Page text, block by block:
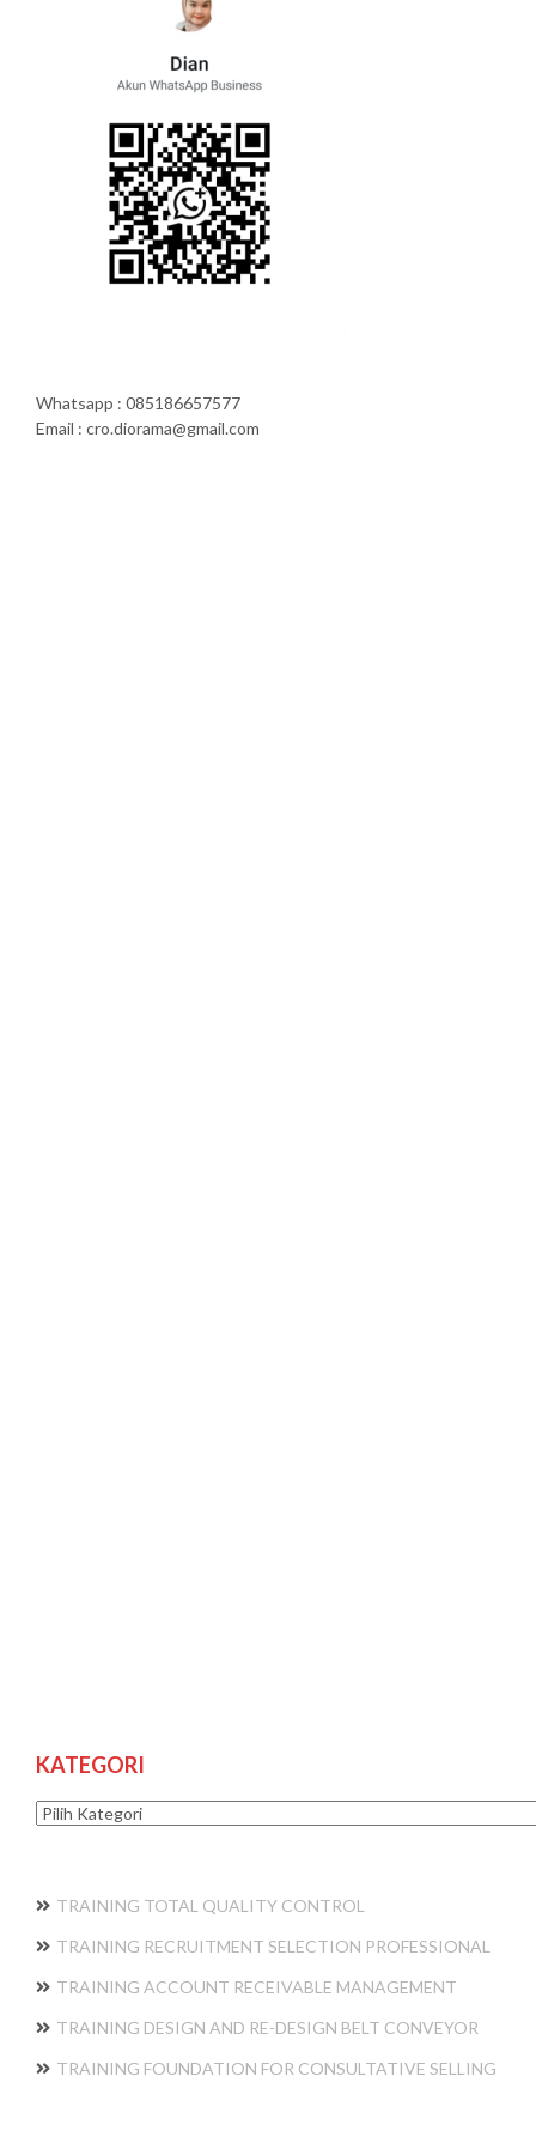
Whatsapp : 085186657577
Email : cro.diorama@gmail.com
KATEGORI
Kategori
TRAINING TOTAL QUALITY CONTROL
TRAINING RECRUITMENT SELECTION PROFESSIONAL
TRAINING ACCOUNT RECEIVABLE MANAGEMENT
TRAINING DESIGN AND RE-DESIGN BELT CONVEYOR
TRAINING FOUNDATION FOR CONSULTATIVE SELLING